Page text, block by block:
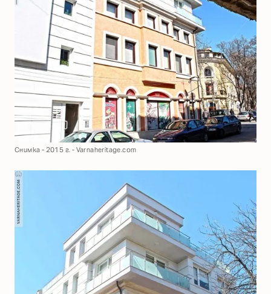
Снимка - 2015 г. - Varnaheritage.com